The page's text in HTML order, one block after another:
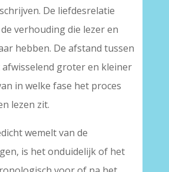
De liefdesrelatie
verhouding die lezer en
hebben. De afstand tussen
groter en kleiner
in welke fase het proces
lezen zit.
wemelt van de
is het onduidelijk of het